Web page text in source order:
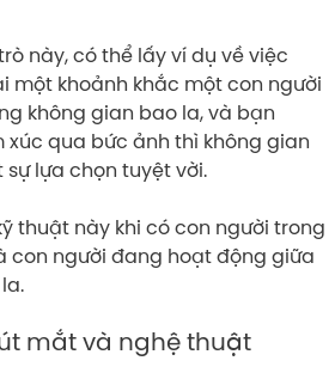
này, có thể lấy ví dụ về việc
một khoảnh khắc một con người
không gian bao la, và bạn
qua bức ảnh thì không gian
lựa chọn tuyệt vời.
thuật này khi có con người trong
con người đang hoạt động giữa
mắt và nghệ thuật